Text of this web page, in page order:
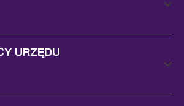
URZĘDU